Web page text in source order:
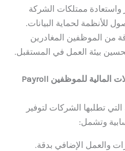
واستعادة ممتلكات الشركة
للأنظمة لحماية البيانات.
من الموظفين المغادرين
بيئة العمل في المستقبل.
ثالثا: إدارة الرواتب والمعاملات المالية للموظفين Payroll
تطلبها الشركات لتوفير
وتشمل:
والعمل الإضافي بدقة.